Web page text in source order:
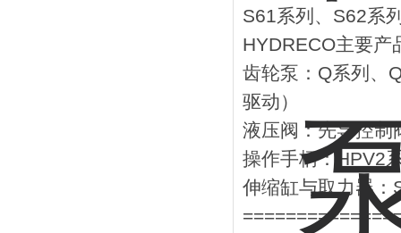
S61系列、S62系
HYDRECO主要产
齿轮泵‌：Q系列、
驱动）
液压阀‌：先导控制
操作手柄‌：HPV2
伸缩缸与取力器‌：